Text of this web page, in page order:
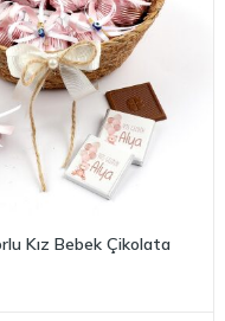
Kız Bebek Çikolata